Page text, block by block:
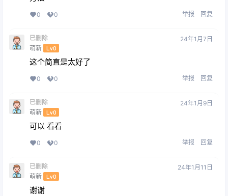
0 0 举报 回复
已删除
萌新 Lv0
24年1月7日
这个简直是太好了
0 0 举报 回复
已删除
萌新 Lv0
24年1月9日
可以 看看
0 0 举报 回复
已删除
萌新 Lv0
24年1月11日
谢谢